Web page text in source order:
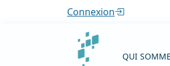
Connexion
QUI